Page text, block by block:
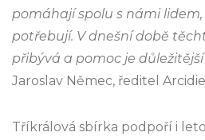
pomáhají spolu s námi
potřebují. V dnešní době
přibývá a pomoc je důležitější
Jaroslav Němec, ředitel
Tříkrálová sbírka podpoří i